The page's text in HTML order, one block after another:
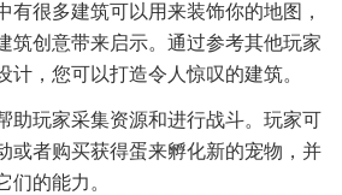
有很多建筑可以用来装饰你的地图，
筑创意带来启示。通过参考其他玩家
计，您可以打造令人惊叹的建筑。
助玩家采集资源和进行战斗。玩家可
或者购买获得蛋来孵化新的宠物，并
们的能力。